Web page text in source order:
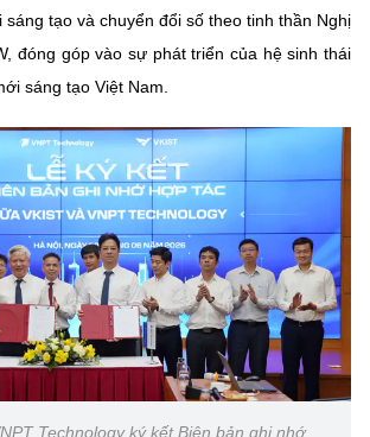
tạo và chuyển đổi số theo tinh thần Nghị
đóng góp vào sự phát triển của hệ sinh thái
sáng tạo Việt Nam.
Technology ký kết Biên bản ghi nhớ